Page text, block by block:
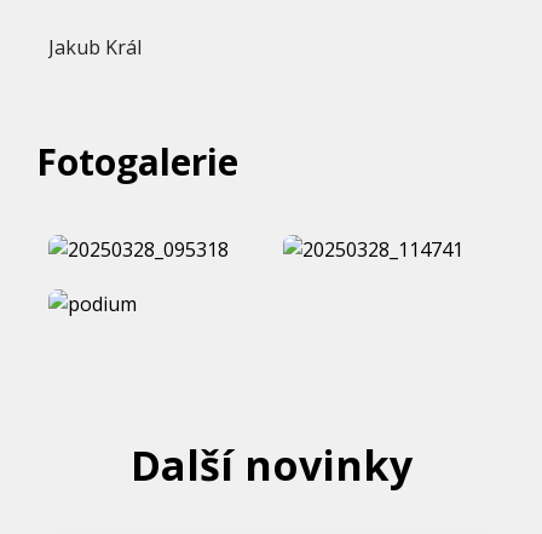
Jakub Král
Fotogalerie
Další novinky